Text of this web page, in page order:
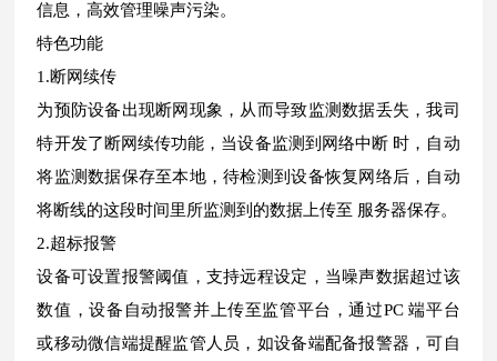
信息，高效管理噪声污染。
特色功能
1.断网续传
为预防设备出现断网现象，从而导致监测数据丢失，我司
特开发了断网续传功能，当设备监测到网络中断 时，自动
将监测数据保存至本地，待检测到设备恢复网络后，自动
将断线的这段时间里所监测到的数据上传至 服务器保存。
2.超标报警
设备可设置报警阈值，支持远程设定，当噪声数据超过该
数值，设备自动报警并上传至监管平台，通过PC 端平台
或移动微信端提醒监管人员，如设备端配备报警器，可自